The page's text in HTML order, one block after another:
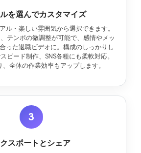
を選んでカスタマイズ
ル・楽しい雰囲気から選択できます。
テンポの微調整が可能で、感情やメッ
った退職ビデオに。構成のしっかりし
ピード制作、SNS各種にも柔軟対応。
全体の作業効率もアップします。
3
スポートとシェア